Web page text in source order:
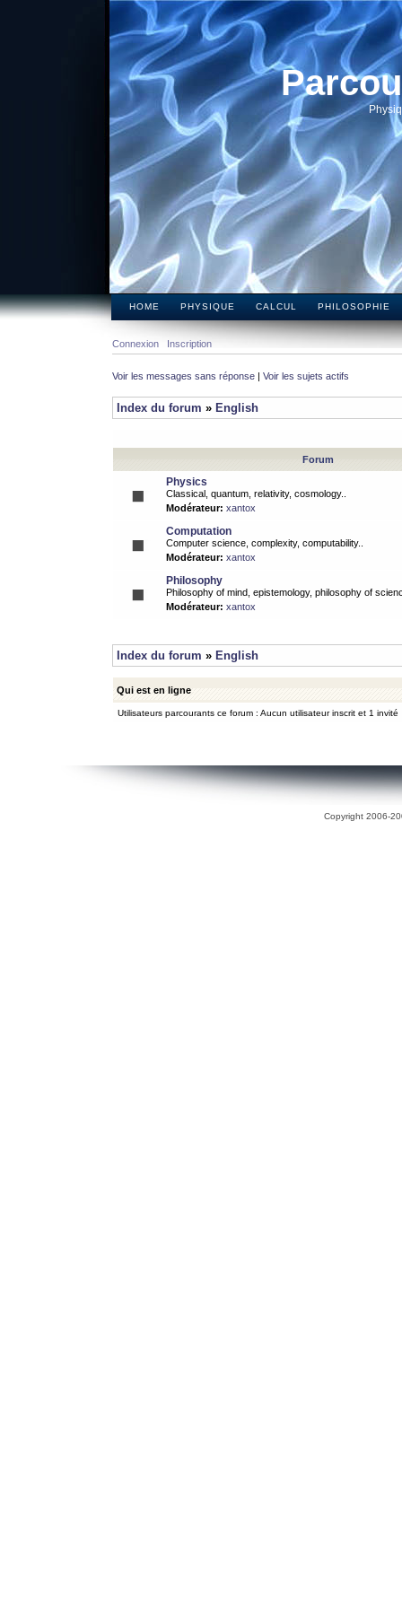
HOME PHYSIQUE CALCUL PHILOSOPHIE
Connexion Inscription
Voir les messages sans réponse | Voir les sujets actifs
Index du forum » English
Forum
Physics
Classical, quantum, relativity, cosmology..
Modérateur: xantox
Computation
Computer science, complexity, computability..
Modérateur: xantox
Philosophy
Philosophy of mind, epistemology, philosophy of
Modérateur: xantox
Index du forum » English
Qui est en ligne
Utilisateurs parcourants ce forum : Aucun utilisateur inscrit et 1 invité
Copyright 2006-